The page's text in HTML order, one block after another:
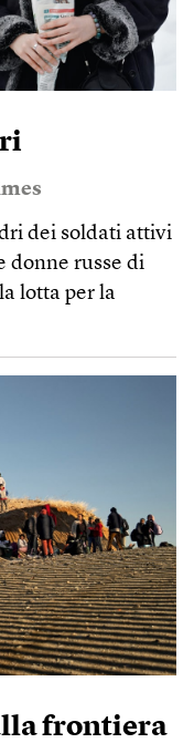
dei soldati attivi
donne russe di
lotta per la
frontiera